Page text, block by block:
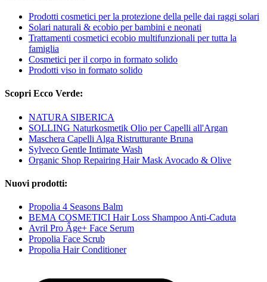
Prodotti cosmetici per la protezione della pelle dai raggi solari
Solari naturali & ecobio per bambini e neonati
Trattamenti cosmetici ecobio multifunzionali per tutta la
famiglia
Cosmetici per il corpo in formato solido
Prodotti viso in formato solido
Scopri Ecco Verde:
NATURA SIBERICA
SOLLING Naturkosmetik Olio per Capelli all'Argan
Maschera Capelli Alga Ristrutturante Bruna
Sylveco Gentle Intimate Wash
Organic Shop Repairing Hair Mask Avocado & Olive
Nuovi prodotti:
Propolia 4 Seasons Balm
BEMA COSMETICI Hair Loss Shampoo Anti-Caduta
Avril Pro Âge+ Face Serum
Propolia Face Scrub
Propolia Hair Conditioner